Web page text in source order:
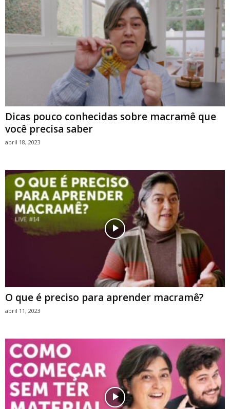
Dicas pouco conhecidas sobre macramê que
você precisa saber
abril 18, 2023
O que é preciso para aprender macramê?
abril 11, 2023